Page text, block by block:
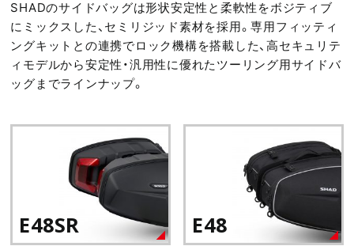
SHADのサイドバッグは形状安定性と柔軟性をボジティブ
にミックスした、セミリジッド素材を採用。専用フィッティ
ングキットとの連携でロック機構を搭載した、高セキュリテ
ィモデルから安定性・汎用性に優れたツーリング用サイドバ
ッグまでラインナップ。
E48SR E48